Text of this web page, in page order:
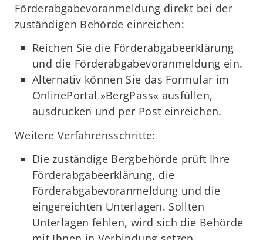
Förderabgabevoranmeldung direkt bei der
zuständigen Behörde einreichen:
Reichen Sie die Förderabgabeerklärung
und die Förderabgabevoranmeldung ein.
Alternativ können Sie das Formular im
OnlinePortal »BergPass« ausfüllen,
ausdrucken und per Post einreichen.
Weitere Verfahrensschritte:
Die zuständige Bergbehörde prüft Ihre
Förderabgabeerklärung, die
Förderabgabevoranmeldung und die
eingereichten Unterlagen. Sollten
Unterlagen fehlen, wird sich die Behörde